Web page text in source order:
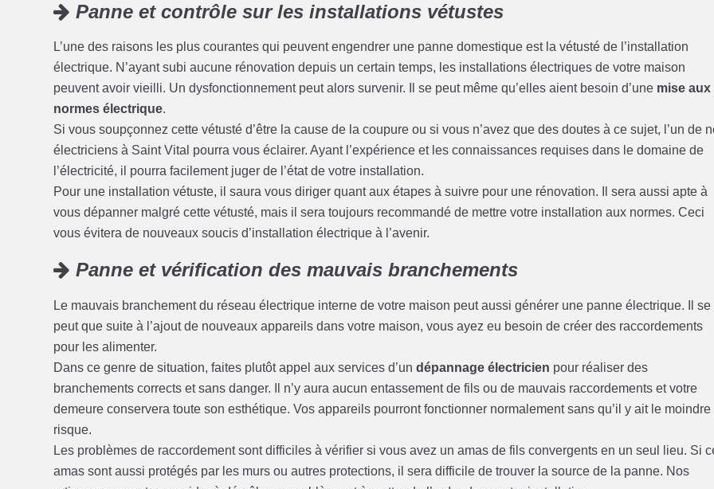
Panne et contrôle sur les installations vétustes
L’une des raisons les plus courantes qui peuvent engendrer une panne domestique est la vétusté de l’installation
électrique. N’ayant subi aucune rénovation depuis un certain temps, les installations électriques de votre maison
peuvent avoir vieilli. Un dysfonctionnement peut alors survenir. Il se peut même qu’elles aient besoin d’une mise aux
normes électrique.
Si vous soupçonnez cette vétusté d’être la cause de la coupure ou si vous n’avez que des doutes à ce sujet, l’un de
électriciens à Saint Vital pourra vous éclairer. Ayant l’expérience et les connaissances requises dans le domaine de
l’électricité, il pourra facilement juger de l’état de votre installation.
Pour une installation vétuste, il saura vous diriger quant aux étapes à suivre pour une rénovation. Il sera aussi apte à
vous dépanner malgré cette vétusté, mais il sera toujours recommandé de mettre votre installation aux normes. Ceci
vous évitera de nouveaux soucis d’installation électrique à l’avenir.
Panne et vérification des mauvais branchements
Le mauvais branchement du réseau électrique interne de votre maison peut aussi générer une panne électrique. Il se
peut que suite à l’ajout de nouveaux appareils dans votre maison, vous ayez eu besoin de créer des raccordements
pour les alimenter.
Dans ce genre de situation, faites plutôt appel aux services d’undépannage électricien pour réaliser des
branchements corrects et sans danger. Il n’y aura aucun entassement de fils ou de mauvais raccordements et votre
demeure conservera toute son esthétique. Vos appareils pourront fonctionner normalement sans qu’il y ait le moindre
risque.
Les problèmes de raccordement sont difficiles à vérifier si vous avez un amas de fils convergents en un seul lieu. Si
amas sont aussi protégés par les murs ou autres protections, il sera difficile de trouver la source de la panne. Nos